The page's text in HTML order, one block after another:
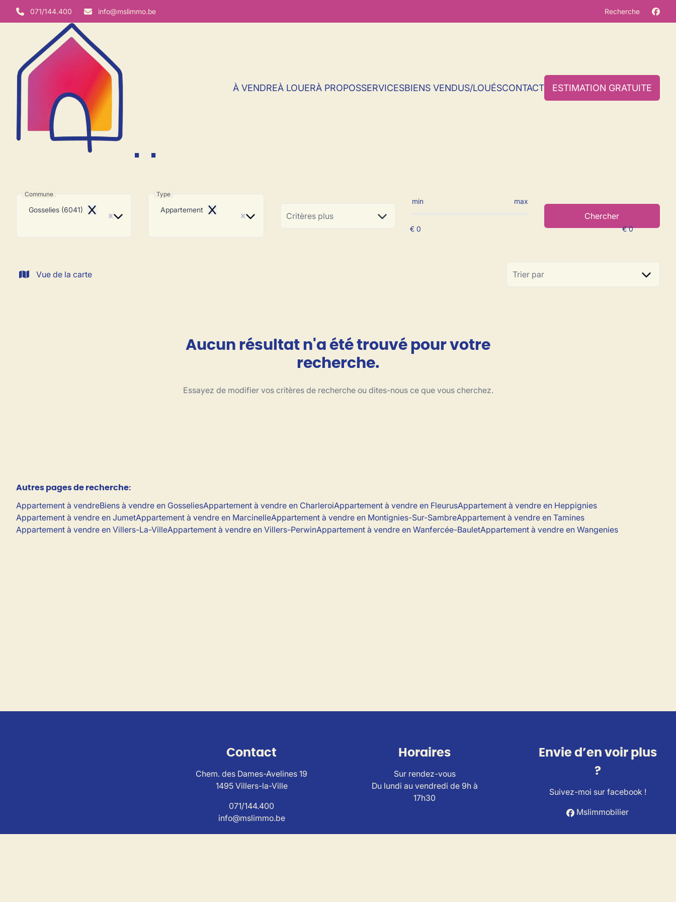
Aller au contenu principal
071/144.400 info@mslimmo.be Recherche
À VENDREÀ LOUERÀ PROPOSSERVICESBIENS VENDUS/LOUÉSCONTACT ESTIMATION GRATUITE
Appartement à vendre en Gosselies
Commune
Gosselies (6041)
Remove
Type
Appartement
Remove Critères plus
min max
Chercher
Vue de la carte Trier par
Aucun résultat n'a été trouvé pour votre
recherche.
Essayez de modifier vos critères de recherche ou dites-nous ce que vous cherchez.
Autres pages de recherche:
Appartement à vendreBiens à vendre en GosseliesAppartement à vendre en CharleroiAppartement à vendre en FleurusAppartement à vendre en Heppignies
Appartement à vendre en JumetAppartement à vendre en MarcinelleAppartement à vendre en Montignies-Sur-SambreAppartement à vendre en Tamines
Appartement à vendre en Villers-La-VilleAppartement à vendre en Villers-PerwinAppartement à vendre en Wanfercée-BauletAppartement à vendre en Wangenies
Contact
Chem. des Dames-Avelines 19
1495 Villers-la-Ville
071/144.400
info@mslimmo.be
Horaires
Sur rendez-vous
Du lundi au vendredi de 9h à
17h30
Envie d’en voir plus
?
Suivez-moi sur facebook !
Mslimmobilier